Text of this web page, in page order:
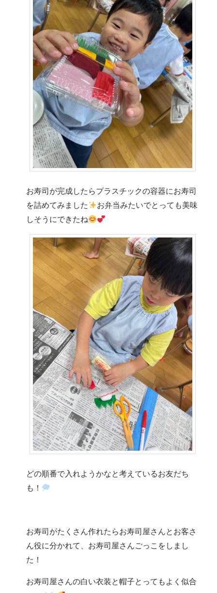
お寿司が完成したらプラスチックの容器にお寿司
を詰めてみました
お弁当みたいでとっても美味
しそうにできたね
どの順番で入れようかなと考えているお友だち
も！
お寿司がたくさん作れたらお寿司屋さんとお客さ
ん役に分かれて、お寿司屋さんごっこをしまし
た！
お寿司屋さんの白い衣装と帽子とってもよく似合